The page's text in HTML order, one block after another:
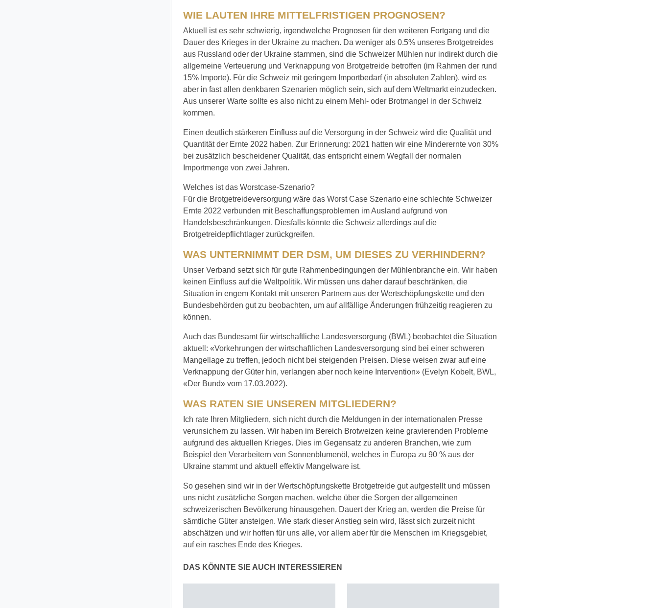
WIE LAUTEN IHRE MITTELFRISTIGEN PROGNOSEN?
Aktuell ist es sehr schwierig, irgendwelche Prognosen für den weiteren Fortgang und die
Dauer des Krieges in der Ukraine zu machen. Da weniger als 0.5% unseres Brotgetreides
aus Russland oder der Ukraine stammen, sind die Schweizer Mühlen nur indirekt durch die
allgemeine Verteuerung und Verknappung von Brotgetreide betroffen (im Rahmen der rund
15% Importe). Für die Schweiz mit geringem Importbedarf (in absoluten Zahlen), wird es
aber in fast allen denkbaren Szenarien möglich sein, sich auf dem Weltmarkt einzudecken.
Aus unserer Warte sollte es also nicht zu einem Mehl- oder Brotmangel in der Schweiz
kommen.
Einen deutlich stärkeren Einfluss auf die Versorgung in der Schweiz wird die Qualität und
Quantität der Ernte 2022 haben. Zur Erinnerung: 2021 hatten wir eine Minderernte von 30%
bei zusätzlich bescheidener Qualität, das entspricht einem Wegfall der normalen
Importmenge von zwei Jahren.
Welches ist das Worstcase-Szenario?
Für die Brotgetreideversorgung wäre das Worst Case Szenario eine schlechte Schweizer
Ernte 2022 verbunden mit Beschaffungsproblemen im Ausland aufgrund von
Handelsbeschränkungen. Diesfalls könnte die Schweiz allerdings auf die
Brotgetreidepflichtlager zurückgreifen.
WAS UNTERNIMMT DER DSM, UM DIESES ZU VERHINDERN?
Unser Verband setzt sich für gute Rahmenbedingungen der Mühlenbranche ein. Wir haben
keinen Einfluss auf die Weltpolitik. Wir müssen uns daher darauf beschränken, die
Situation in engem Kontakt mit unseren Partnern aus der Wertschöpfungskette und den
Bundesbehörden gut zu beobachten, um auf allfällige Änderungen frühzeitig reagieren zu
können.
Auch das Bundesamt für wirtschaftliche Landesversorgung (BWL) beobachtet die Situation
aktuell: «Vorkehrungen der wirtschaftlichen Landesversorgung sind bei einer schweren
Mangellage zu treffen, jedoch nicht bei steigenden Preisen. Diese weisen zwar auf eine
Verknappung der Güter hin, verlangen aber noch keine Intervention» (Evelyn Kobelt, BWL,
«Der Bund» vom 17.03.2022).
WAS RATEN SIE UNSEREN MITGLIEDERN?
Ich rate Ihren Mitgliedern, sich nicht durch die Meldungen in der internationalen Presse
verunsichern zu lassen. Wir haben im Bereich Brotweizen keine gravierenden Probleme
aufgrund des aktuellen Krieges. Dies im Gegensatz zu anderen Branchen, wie zum
Beispiel den Verarbeitern von Sonnenblumenöl, welches in Europa zu 90 % aus der
Ukraine stammt und aktuell effektiv Mangelware ist.
So gesehen sind wir in der Wertschöpfungskette Brotgetreide gut aufgestellt und müssen
uns nicht zusätzliche Sorgen machen, welche über die Sorgen der allgemeinen
schweizerischen Bevölkerung hinausgehen. Dauert der Krieg an, werden die Preise für
sämtliche Güter ansteigen. Wie stark dieser Anstieg sein wird, lässt sich zurzeit nicht
abschätzen und wir hoffen für uns alle, vor allem aber für die Menschen im Kriegsgebiet,
auf ein rasches Ende des Krieges.
DAS KÖNNTE SIE AUCH INTERESSIEREN